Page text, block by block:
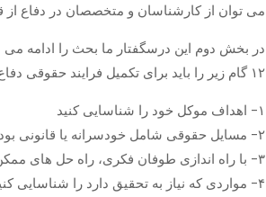
می توان از کارشناسان و متخصصان در دفاع
در بخش دوم این درسگفتار ما بحث را ادامه می
۱۲ گام زیر را باید برای تکمیل فرایند حقوقی دفاع از قربانیان شکنجه بردارید:
۱- اهداف موکل خود را شناسایی کنید
۲- مسایل حقوقی شامل خودسرانه یا قانونی بودن بازداشت، حق دسترسی به وکیل و … را شناسایی کنید
۳- با راه اندازی طوفان فکری، راه حل های ممکن را بررسی کنید
۴- مواردی که نیاز به تحقیق دارد را شناسایی کنید